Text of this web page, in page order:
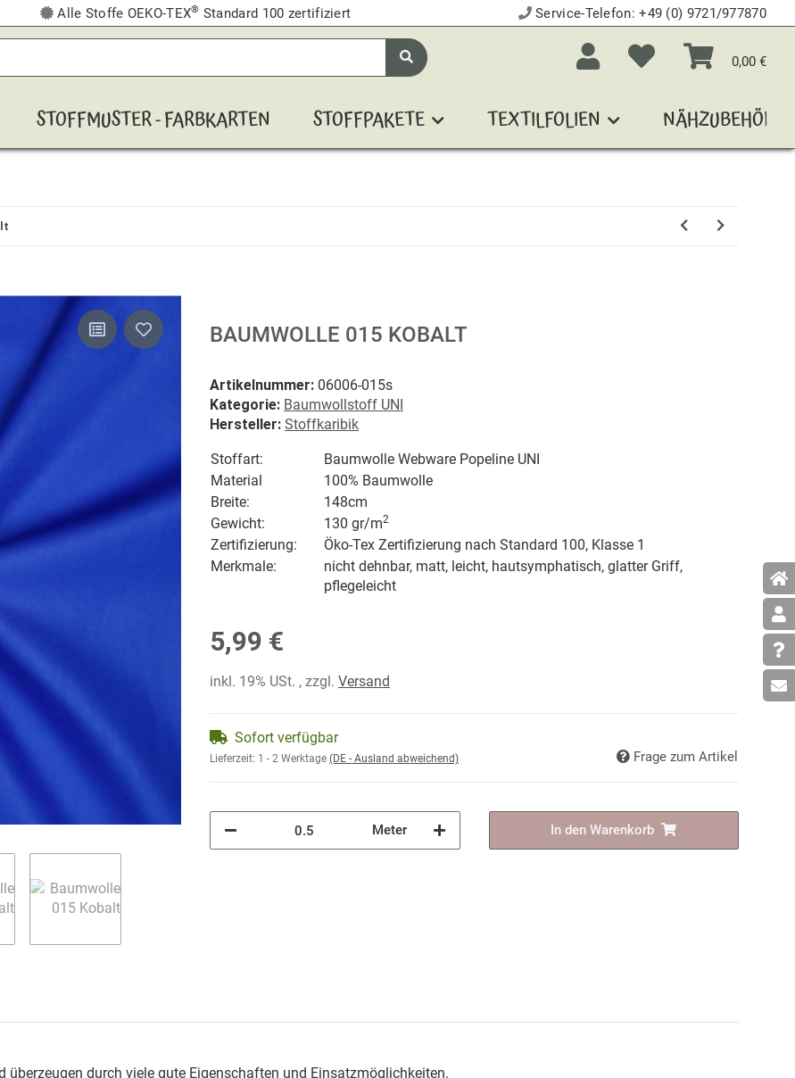
Alle Stoffe OEKO-TEX® Standard 100 zertifiziert Service-Telefon:+49 (0) 9721/977870
0,00 €
STOFFMUSTER - FARBKARTEN STOFFPAKETE TEXTILFOLIEN NÄHZUBEHÖR
BAUMWOLLE 015 KOBALT
Artikelnummer: 06006-015s
Kategorie: Baumwollstoff UNI
Hersteller: Stoffkaribik
Stoffart:
Baumwolle Webware Popeline UNI
Material
100% Baumwolle
Breite:
148cm
Gewicht:
130 gr/m2
Zertifizierung:
Öko-Tex Zertifizierung nach Standard 100, Klasse 1
Merkmale:
nicht dehnbar, matt, leicht, hautsymphatisch, glatter Griff,
pflegeleicht
5,99 €
inkl. 19% USt. , zzgl. Versand
Sofort verfügbar
Lieferzeit: 1 - 2 Werktage (DE - Ausland abweichend) Frage zum Artikel
Meter In den Warenkorb
durch viele gute Eigenschaften und Einsatzmöglichkeiten.